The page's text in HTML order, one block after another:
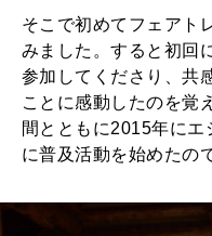
そこで初めてフェアト
みました。すると初回
参加してくださり、共
ことに感動したのを覚
間とともに2015年に
に普及活動を始めたの